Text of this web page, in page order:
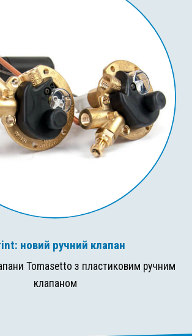
новий ручний клапан
Tomasetto з пластиковим ручним
клапаном